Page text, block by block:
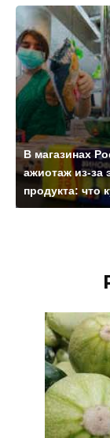
В магазинах
ажиотаж из-за
продукта: что